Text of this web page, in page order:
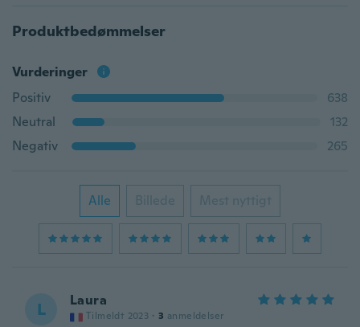
Produktbedømmelser
Vurderinger
Positiv
638
Neutral
132
Negativ
265
Alle Billede Mest nyttigt
L Laura
Tilmeldt 2023 · 3 anmeldelser